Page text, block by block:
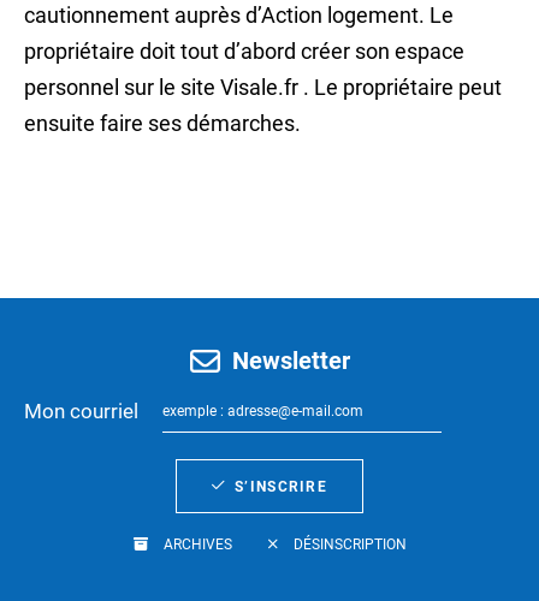
cautionnement auprès d’Action logement. Le
propriétaire doit tout d’abord créer son espace
personnel sur le site Visale.fr . Le propriétaire peut
ensuite faire ses démarches.
Newsletter
Mon courriel
S’INSCRIRE
ARCHIVES DÉSINSCRIPTION